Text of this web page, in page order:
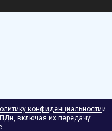
конфиденциальностии
включая их передачу.